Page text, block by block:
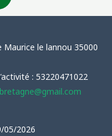
Maurice le lannou 35000
: 53220471022
05/2026